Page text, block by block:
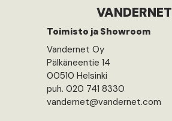
VANDERNET
Toimisto ja Showroom
Vandernet Oy
Pälkäneentie 14
00510 Helsinki
puh. 020 741 8330
vandernet@vandernet.com